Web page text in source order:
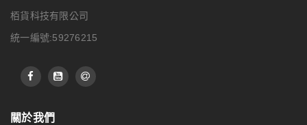
栢貨科技有限公司
統一編號:59276215
關於我們